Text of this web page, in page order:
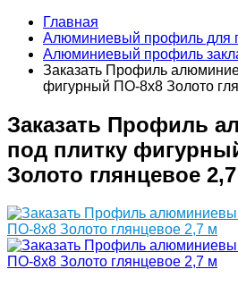
Главная
Алюминиевый профиль для
Алюминиевый профиль
Заказать Профиль
фигурный ПО-8х8 Золото
Заказать Профиль
под плитку
Золото глянцевое